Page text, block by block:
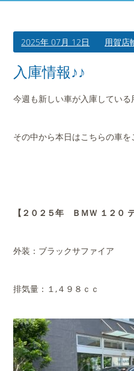
買取査
会
2025年 07月 12日 用賀店
入庫情報♪♪
今週も新しい車が入庫している
その中から本日はこちらの車を
【２０２５年 ＢＭＷ １２０
外装：ブラックサファイア
排気量：１,４９８ｃｃ